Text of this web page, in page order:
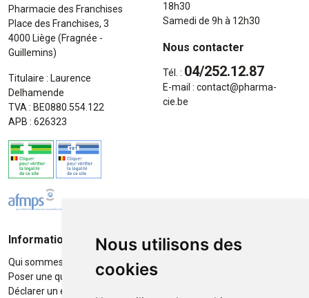
Nous utilisons des
cookies
Pharmacie des Franchises
Place des Franchises, 3
4000 Liège (Fragnée -
Guillemins)
Titulaire : Laurence
Delhamende
TVA : BE0880.554.122
APB : 626323
18h30
Samedi de 9h à 12h30
Nous contacter
Tél. : 04/252.12.87
E-mail : contact@pharma-
cie.be
Informations
Qui sommes-nous ?
Poser une question
Déclarer un effet indésirable
Moyens de paiement